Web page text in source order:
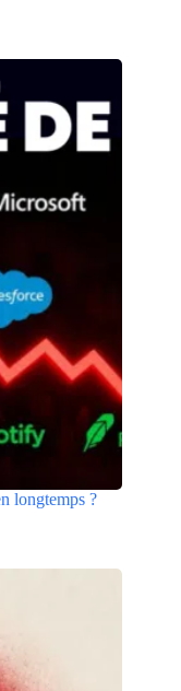
longtemps ?